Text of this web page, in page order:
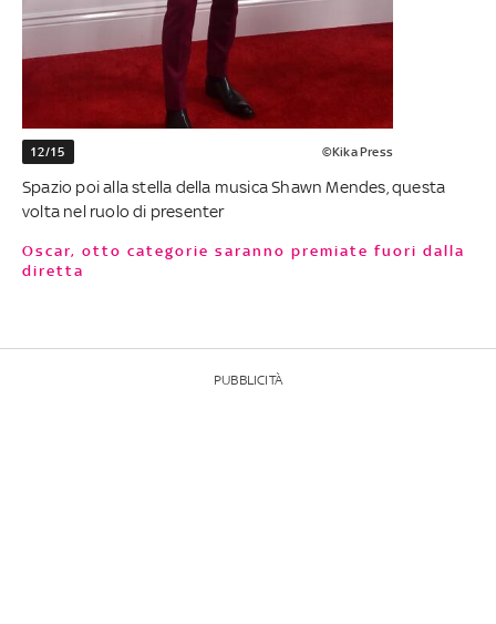
12/15 ©Kika Press
Spazio poi alla stella della musica Shawn Mendes, questa
volta nel ruolo di presenter
Oscar, otto categorie saranno premiate fuori dalla
diretta
PUBBLICITÀ